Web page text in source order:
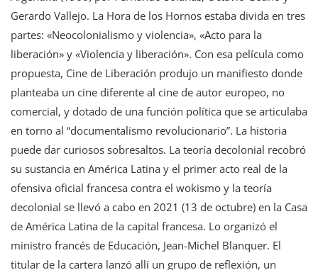
Gerardo Vallejo. La Hora de los Hornos estaba divida en tres
partes: «Neocolonialismo y violencia», «Acto para la
liberación» y «Violencia y liberación». Con esa película como
propuesta, Cine de Liberación produjo un manifiesto donde
planteaba un cine diferente al cine de autor europeo, no
comercial, y dotado de una función política que se articulaba
en torno al “documentalismo revolucionario”. La historia
puede dar curiosos sobresaltos. La teoría decolonial recobró
su sustancia en América Latina y el primer acto real de la
ofensiva oficial francesa contra el wokismo y la teoría
decolonial se llevó a cabo en 2021 (13 de octubre) en la Casa
de América Latina de la capital francesa. Lo organizó el
ministro francés de Educación, Jean-Michel Blanquer. El
titular de la cartera lanzó allí un grupo de reflexión, un